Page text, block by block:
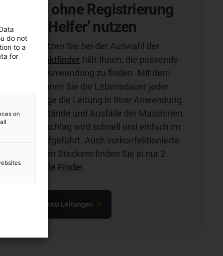
und ohne Registrierung
Helfer' nutzen
unterstützen Sie bei der Auswahl der
Der
Produktfinder hilft Ihnen, die passende
individuelle Anwendung zu finden. Mit dem
berechnen Sie die Lebensdauer jeder
wie lange die Leitung in Ihrer Anwendung
Sie Stillstände und Ausfälle der Maschinen.
Kupferzuschlag wird schnell und einfach im
aufgeführt. Auch vorkonfektionierte
passenden Steckern finden Sie in nur 2
readycable Finder.
für chainflex® Leitungen
do not
to a
for
on